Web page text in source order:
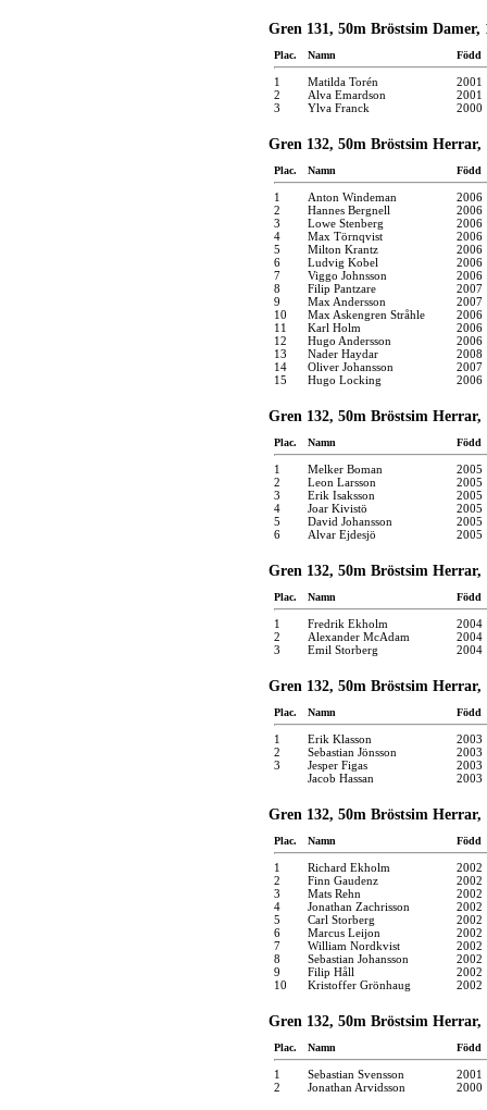
Gren 131, 50m Bröstsim Damer,
Plac. Namn Född
1 Matilda Torén
2001
2
Alva Emardson
2001
3
Ylva Franck 2000
Gren 132, 50m Bröstsim Herrar,
Plac. Namn Född
1 Anton Windeman
2006
2
Hannes Bergnell
2006
3
Lowe Stenberg
2006
4
Max Törnqvist
2006
5
Milton Krantz
2006
6
Ludvig Kobel
2006
7
Viggo Johnsson
2006
8
Filip Pantzare
2007
9
Max Andersson
2007
10
Max Askengren Stråhle
2006
11
Karl Holm
2006
12
Hugo Andersson
2006
13
Nader Haydar
2008
14
Oliver Johansson
2007
15
Hugo Locking 2006
Gren 132, 50m Bröstsim Herrar,
Plac. Namn Född
1 Melker Boman
2005
2
Leon Larsson
2005
3
Erik Isaksson
2005
4
Joar Kivistö
2005
5
David Johansson
2005
6
Alvar Ejdesjö 2005
Gren 132, 50m Bröstsim Herrar,
Plac. Namn Född
1 Fredrik Ekholm
2004
2
Alexander McAdam
2004
3
Emil Storberg 2004
Gren 132, 50m Bröstsim Herrar,
Plac. Namn Född
1 Erik Klasson
2003
2
Sebastian Jönsson
2003
3
Jesper Figas
2003
Jacob Hassan
2003
Gren 132, 50m Bröstsim Herrar,
Plac. Namn Född
1 Richard Ekholm
2002
2
Finn Gaudenz
2002
3
Mats Rehn
2002
4
Jonathan Zachrisson
2002
5
Carl Storberg
2002
6
Marcus Leijon
2002
7
William Nordkvist
2002
8
Sebastian Johansson
2002
9
Filip Håll
2002
10
Kristoffer Grönhaug 2002
Gren 132, 50m Bröstsim Herrar,
Plac. Namn Född
1 Sebastian Svensson
2001
2
Jonathan Arvidsson 2000